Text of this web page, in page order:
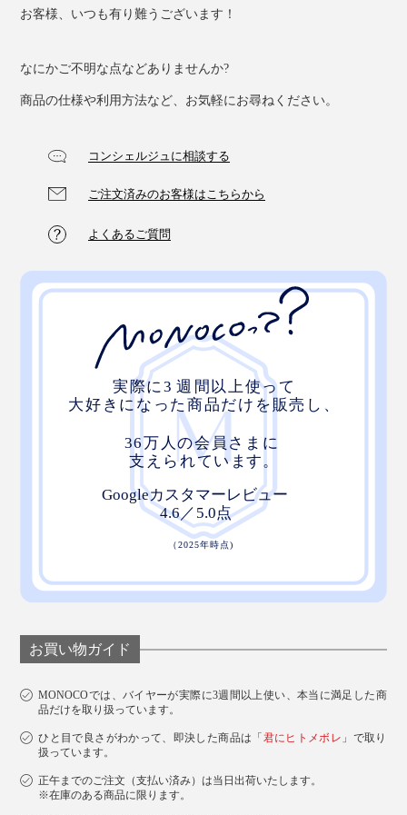
お客様、いつも有り難うございます！
なにかご不明な点などありませんか?
商品の仕様や利用方法など、お気軽にお尋ねください。
コンシェルジュに相談する
ご注文済みのお客様はこちらから
よくあるご質問
お買い物ガイド
MONOCOでは、バイヤーが実際に3週間以上使い、本当に満足した商
品だけを取り扱っています。
ひと目で良さがわかって、即決した商品は「君にヒトメボレ 」で取り
扱っています。
正午までのご注文（支払い済み）は当日出荷いたします。
※在庫のある商品に限ります。